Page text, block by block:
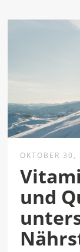
OKTOBER 30,
und